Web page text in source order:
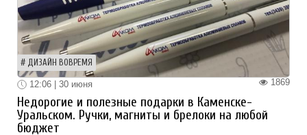
ДИЗАЙН ВОВРЕМЯ
1869
12:06 | 30 июня
Недорогие и полезные подарки в Каменске-
Уральском. Ручки, магниты и брелоки на любой
бюджет